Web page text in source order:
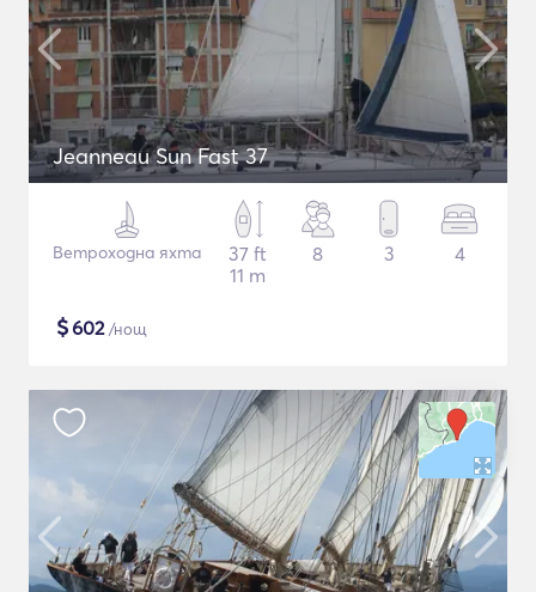
Jeanneau Sun Fast 37
Ветроходна яхта
37 ft
11 m
8 3 4
$602/нощ